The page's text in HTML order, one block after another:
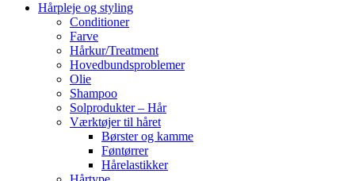
Hårpleje og styling
Conditioner
Farve
Hårkur/Treatment
Hovedbundsproblemer
Olie
Shampoo
Solprodukter – Hår
Værktøjer til håret
Børster og kamme
Føntørrer
Hårelastikker